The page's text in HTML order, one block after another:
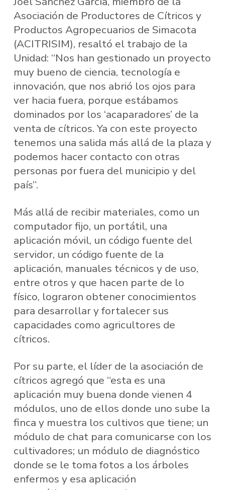
Asociación de Productores de Cítricos y
Productos Agropecuarios de Simacota
(ACITRISIM), resaltó el trabajo de la
Unidad: “Nos han gestionado un proyecto
muy bueno de ciencia, tecnología e
innovación, que nos abrió los ojos para
ver hacia fuera, porque estábamos
dominados por los ‘acaparadores’ de la
venta de cítricos. Ya con este proyecto
tenemos una salida más allá de la plaza y
podemos hacer contacto con otras
personas por fuera del municipio y del
país”.
Más allá de recibir materiales, como un
computador fijo, un portátil, una
aplicación móvil, un código fuente del
servidor, un código fuente de la
aplicación, manuales técnicos y de uso,
entre otros y que hacen parte de lo
físico, lograron obtener conocimientos
para desarrollar y fortalecer sus
capacidades como agricultores de
cítricos.
Por su parte, el líder de la asociación de
cítricos agregó que “esta es una
aplicación muy buena donde vienen 4
módulos, uno de ellos donde uno sube la
finca y muestra los cultivos que tiene; un
módulo de chat para comunicarse con los
cultivadores; un módulo de diagnóstico
donde se le toma fotos a los árboles
enfermos y esa aplicación